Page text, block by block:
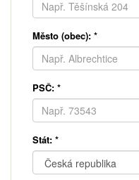
Město (obec): *
PSČ: *
Stát: *